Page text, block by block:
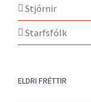
Stjórnir
Starfsfólk
ELDRI FRÉTTIR